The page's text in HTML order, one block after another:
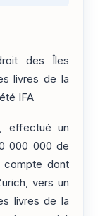
des Îles
livres de la
IFA
effectué un
000 000 de
compte dont
vers un
livres de la